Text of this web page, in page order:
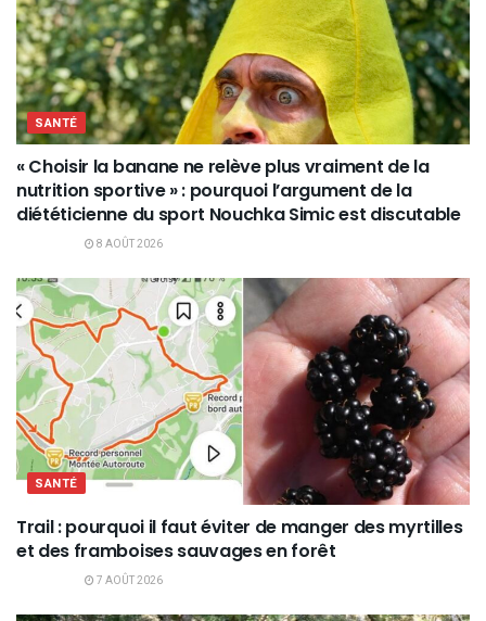
SANTÉ
« Choisir la banane ne relève plus vraiment de la
nutrition sportive » : pourquoi l’argument de la
diététicienne du sport Nouchka Simic est discutable
8 AOÛT 2026
SANTÉ
Trail : pourquoi il faut éviter de manger des myrtilles
et des framboises sauvages en forêt
7 AOÛT 2026